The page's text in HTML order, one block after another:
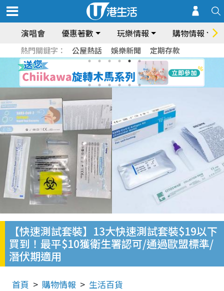
演唱會 優惠著數 玩樂情報 購物情報
熱門關鍵字： 公屋熱話 娛樂新聞 定期存款
【快速測試套裝】13大快速測試套裝$19以下
買到！最平$10獲衛生署認可/通過歐盟標準/
潛伏期適用
首頁 購物情報 生活百貨